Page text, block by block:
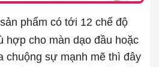
sản phẩm có tới 12 chế độ
hợp cho màn dạo đầu hoặc
chuộng sự mạnh mẽ thì đây